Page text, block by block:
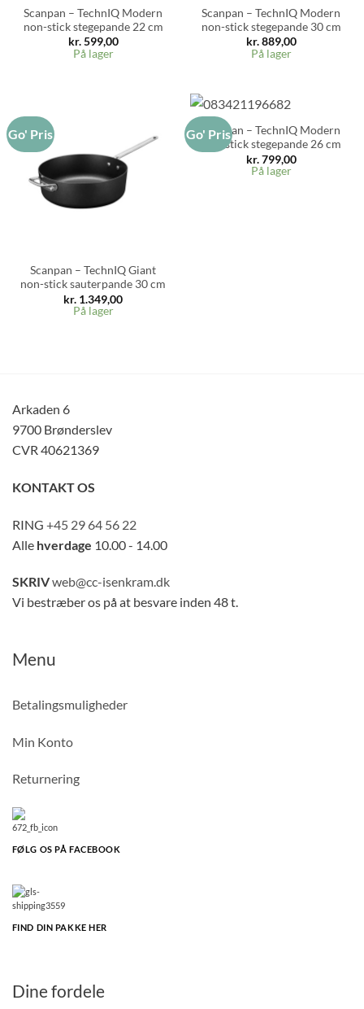
Scanpan – TechnIQ Modern
non-stick stegepande 22 cm
kr.599,00
På lager
Scanpan – TechnIQ Modern
non-stick stegepande 30 cm
kr.889,00
På lager
Go' Pris
Scanpan – TechnIQ Giant
non-stick sauterpande 30 cm
kr. 1.349,00
På lager
Go' Pris
Scanpan – TechnIQ Modern
non-stick stegepande 26 cm
kr.799,00
På lager
Arkaden 6
9700 Brønderslev
CVR 40621369
KONTAKT OS
RING +45 29 64 56 22
Alle hverdage 10.00 - 14.00
SKRIVweb@cc-isenkram.dk
Vi bestræber os på at besvare inden 48 t.
Menu
Betalingsmuligheder
Min Konto
Returnering
FØLG OS PÅ FACEBOOK
FIND DIN PAKKE HER
Dine fordele